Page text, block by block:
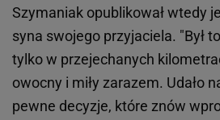
Szymaniak opublikował wtedy
syna swojego przyjaciela. "Był
tylko w przejechanych
owocny i miły zarazem. Udało
pewne decyzje, które znów